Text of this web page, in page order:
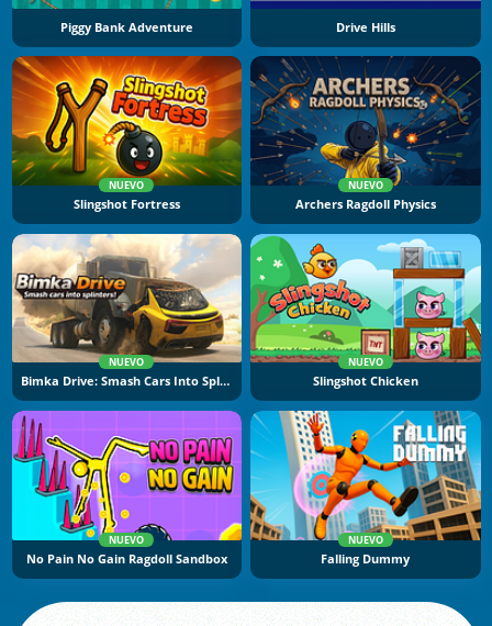
Piggy Bank Adventure Drive Hills
NUEVO
Slingshot Fortress
NUEVO
Archers Ragdoll Physics
NUEVO
Bimka Drive: Smash Cars Into Splinters
NUEVO
Slingshot Chicken
NUEVO
No Pain No Gain Ragdoll Sandbox
NUEVO
Falling Dummy